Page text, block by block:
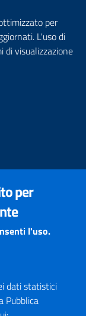
per
L'uso di
di visualizzazione
per
l'uso.
dati statistici
Pubblica